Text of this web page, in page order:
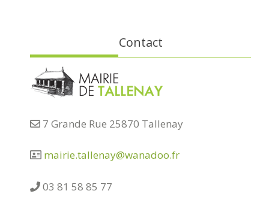
Contact
7 Grande Rue 25870 Tallenay
mairie.tallenay@wanadoo.fr
03 81 58 85 77